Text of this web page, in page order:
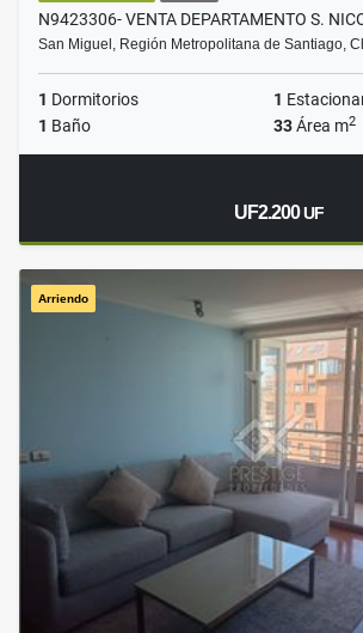
N9423306- VENTA DEPARTAMENTO S.
San Miguel, Región Metropolitana de Santiago,
1 Dormitorios 1
1 Baño 33Área m2
UF2.200UF
Arriendo